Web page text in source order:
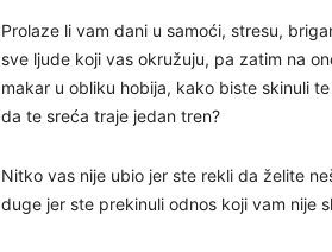
Prolaze li vam dani u samoći, stresu,
sve ljude koji vas okružuju, pa zatim na
makar u obliku hobija, kako biste skinuli
da te sreća traje jedan tren?
Nitko vas nije ubio jer ste rekli da želite
duge jer ste prekinuli odnos koji vam nije